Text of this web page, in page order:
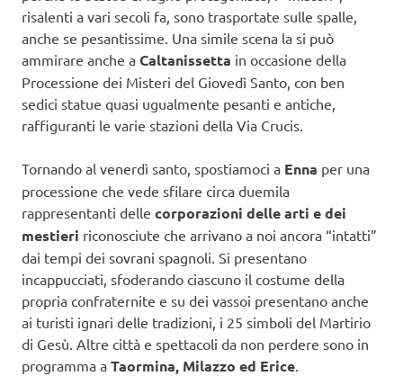
risalenti a vari secoli fa, sono trasportate sulle spalle,
anche se pesantissime. Una simile scena la si può
ammirare anche a Caltanissetta in occasione della
Processione dei Misteri del Giovedì Santo, con ben
sedici statue quasi ugualmente pesanti e antiche,
raffiguranti le varie stazioni della Via Crucis.
Tornando al venerdì santo, spostiamoci a Enna per una
processione che vede sfilare circa duemila
rappresentanti delle corporazioni delle arti e dei
mestieri riconosciute che arrivano a noi ancora “intatti”
dai tempi dei sovrani spagnoli. Si presentano
incappucciati, sfoderando ciascuno il costume della
propria confraternite e su dei vassoi presentano anche
ai turisti ignari delle tradizioni, i 25 simboli del Martirio
di Gesù. Altre città e spettacoli da non perdere sono in
programma a Taormina, Milazzo ed Erice